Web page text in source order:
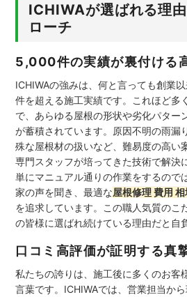
ICHIWAが選ばれる理
ローチ
5,000件の実績が裏付ける
ICHIWAの強みは、何と言っても創業
件を超える施工実績です。これほど多
で、あらゆる屋根の形状や劣化パター
が蓄積されています。原因不明の雨漏
殊な屋根材の扱いなど、難易度の高い
専門スタッフが培ってきた技術で解決
単にマニュアル通りの作業をするので
家の声を聞き、最適な屋根修理 費用
を追求しています。この職人気質のこ
の皆様に選ばれ続けている理由だと自
口コミ高評価が証明する真
私たちの誇りは、施工後に多くのお客
言葉です。ICHIWAでは、営業担当から